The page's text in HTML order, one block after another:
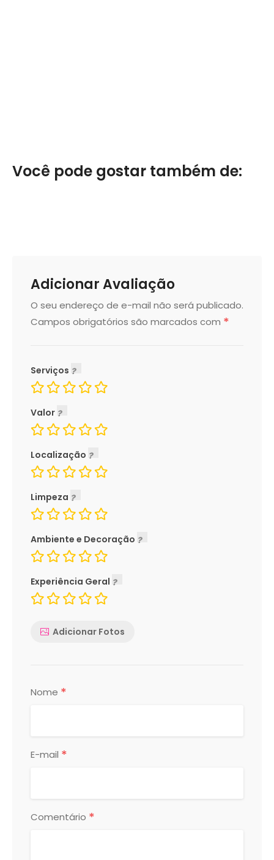
Você pode gostar também de:
Adicionar Avaliação
O seu endereço de e-mail não será publicado.
Campos obrigatórios são marcados com *
Serviços
Valor
Localização
Limpeza
Ambiente e Decoração
Experiência Geral
Adicionar Fotos
Nome *
E-mail *
Comentário *